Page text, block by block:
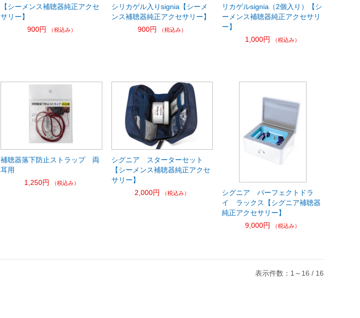
【シーメンス補聴器純正アクセ
サリー】
900円
（税込み）
シリカゲル入りsignia【シーメ
ンス補聴器純正アクセサリー】
900円
（税込み）
リカゲルsignia（2個入り）【シ
ーメンス補聴器純正アクセサリ
ー】
1,000円
（税込み）
補聴器落下防止ストラップ 両
耳用
1,250円
（税込み）
シグニア スターターセット
【シーメンス補聴器純正アクセ
サリー】
2,000円
（税込み）
シグニア パーフェクトドラ
イ ラックス【シグニア補聴器
純正アクセサリー】
9,000円
（税込み）
表示件数：1～16 / 16